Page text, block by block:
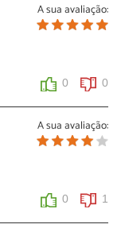
A sua avaliação:
0 0
A sua avaliação:
0 1